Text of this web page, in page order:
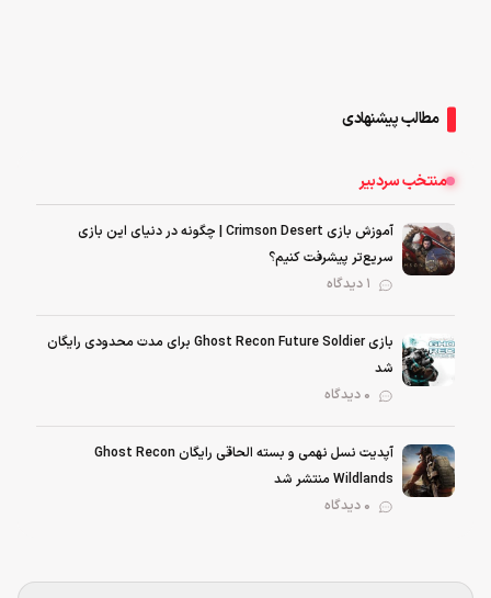
مطالب پیشنهادی
منتخب سردبیر
آموزش بازی Crimson Desert | چگونه در دنیای این بازی
سریع‌تر پیشرفت کنیم؟
بازی Ghost Recon Future Soldier برای مدت محدودی رایگان
شد
آپدیت نسل نهمی و بسته الحاقی رایگان Ghost Recon
Wildlands منتشر شد